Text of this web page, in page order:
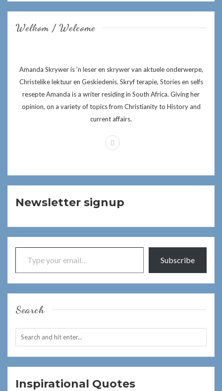
Welkom / Welcome
Amanda Skrywer is ’n leser en skrywer van aktuele onderwerpe,
Christelike lektuur en Geskiedenis. Skryf terapie, Stories en selfs
resepte Amanda is a writer residing in South Africa. Giving her
opinion, on a variety of topics from Christianity to History and
current affairs.
Newsletter signup
Type your email…
Subscribe
Search
Inspirational Quotes